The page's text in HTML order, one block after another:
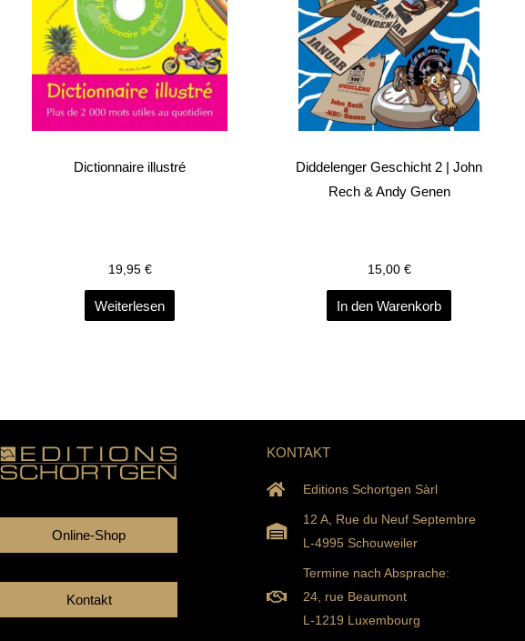
Dictionnaire illustré
19,95 €
Weiterlesen
Diddelenger Geschicht 2 | John
Rech & Andy Genen
15,00 €
In den Warenkorb
Online-Shop
Kontakt
KONTAKT
Editions Schortgen Sàrl
12 A, Rue du Neuf Septembre
L-4995 Schouweiler
Termine nach Absprache:
24, rue Beaumont
L-1219 Luxembourg